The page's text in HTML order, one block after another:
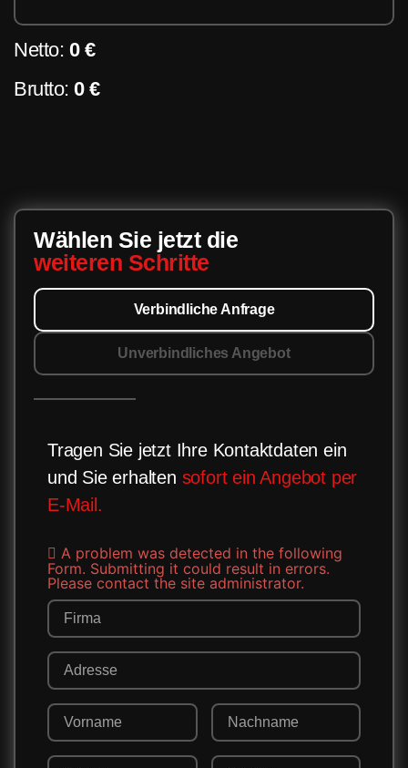
Netto: 0 €
Brutto: 0 €
Wählen Sie jetzt die
weiteren Schritte
Verbindliche Anfrage
Unverbindliches Angebot
Tragen Sie jetzt Ihre Kontaktdaten ein
und Sie erhalten sofort ein Angebot per
E-Mail.
A problem was detected in the following
Form. Submitting it could result in errors.
Please contact the site administrator.